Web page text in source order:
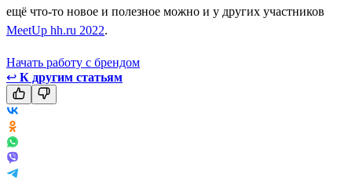
ещё что-то новое и полезное можно и у других участников
MeetUp hh.ru 2022.
Начать работу с брендом
↩ К другим статьям